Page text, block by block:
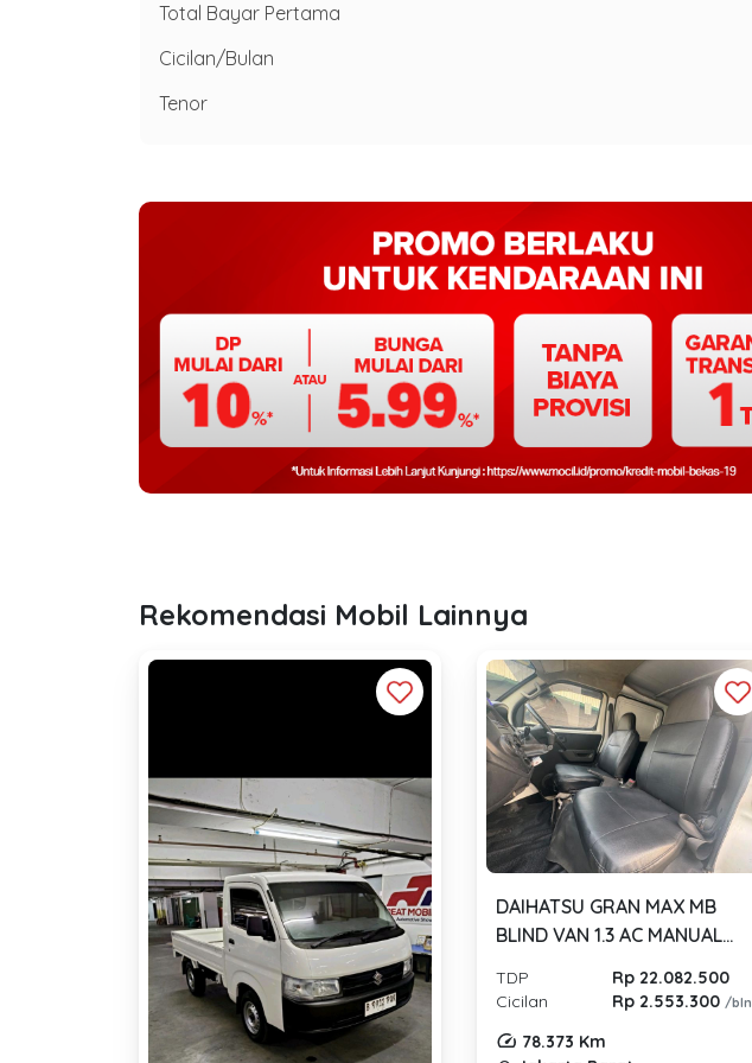
Total Bayar Pertama
Cicilan/Bulan
Tenor
Rekomendasi Mobil Lainnya
DAIHATSU GRAN MAX MB
BLIND VAN 1.3 AC MANUAL
TDP
Rp 22.082.500
Cicilan
Rp 2.553.300 /bln
78.373 Km